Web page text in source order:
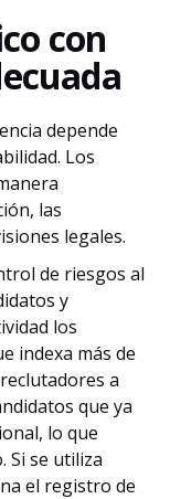
con
depende
Los
las
legales.
de riesgos al
y
los
indexa más de
a
que ya
lo que
Si se utiliza
el registro de